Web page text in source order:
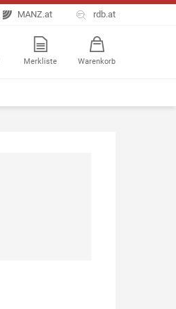
MANZ.at rdb.at
Merkliste Warenkorb